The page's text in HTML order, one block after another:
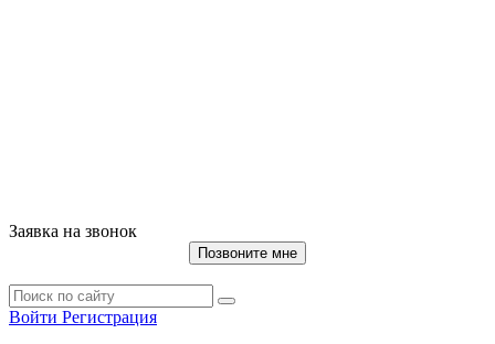
Заявка на звонок
Позвоните мне
Войти Регистрация